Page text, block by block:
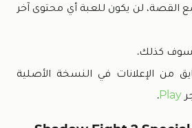
القصة، لن يكون للعبة أي محتوى آخر
كذلك.
من الإعلانات في النسخة الأصلية
Play
.